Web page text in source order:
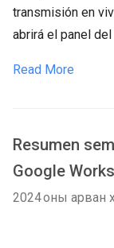
transmisión en
abrirá el panel del
Read More
Resumen
Google
2024 оны арван